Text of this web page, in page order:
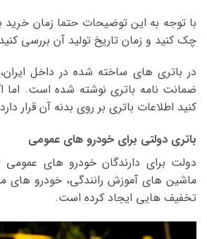
با توجه به این توضیحات حتما زمان
چک کنید و زمان تاریخ تولید آن بررسی
در باتری های ساخته شده در داخل
ضمانت نامه باتری نوشته شده است. اما
کنید اطلاعات باتری بر روی بدنه آن قرار
باتری دولتی برای خودرو های عمومی
دولت برای دارندگان خودرو های عمومی
ماشین های آموزش رانندگی، خودرو های
تخفیف هایی ایجاد کرده است.